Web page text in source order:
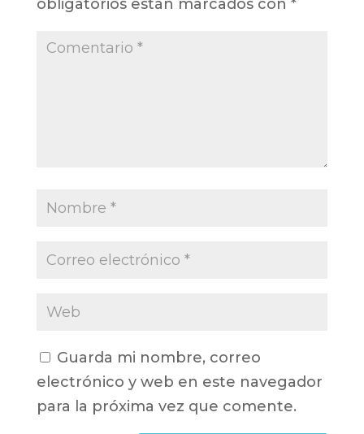
obligatorios están marcados con *
Guarda mi nombre, correo
electrónico y web en este navegador
para la próxima vez que comente.